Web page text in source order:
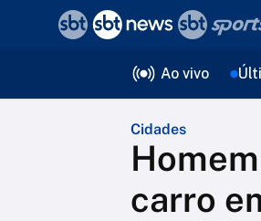
Ao vivo
Cidades
carro
voltar
Editorias